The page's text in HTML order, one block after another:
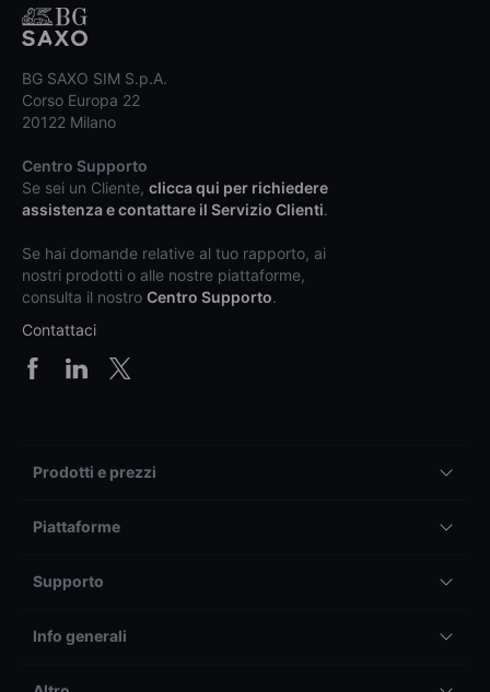
BG SAXO SIM S.p.A.
Corso Europa 22
20122 Milano
Centro Supporto
Se sei un Cliente, clicca qui per richiedere
assistenza e contattare il Servizio Clienti.
Se hai domande relative al tuo rapporto, ai
nostri prodotti o alle nostre piattaforme,
consulta il nostro Centro Supporto.
Contattaci
Prodotti e prezzi
Piattaforme
Supporto
Info generali